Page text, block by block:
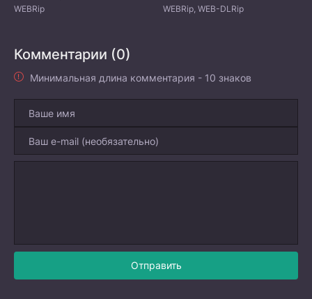
WEBRip WEBRip, WEB-DLRip
Комментарии (0)
Минимальная длина комментария - 10 знаков
Отправить